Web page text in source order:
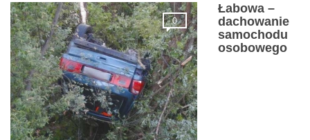
0
Łabowa –
dachowanie
samochodu
osobowego